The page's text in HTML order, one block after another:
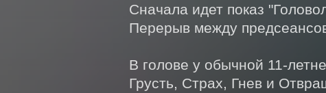
Сначала идет показ
Перерыв между
В голове у обычной 11-
Грусть, Страх, Гнев и